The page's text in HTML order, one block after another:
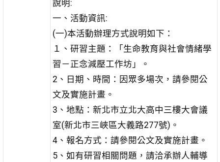
說明:
一、活動資訊:
(一)本活動辦理方式說明如下：
１、研習主題：「生命教育與社會情緒學
習－正念減壓工作坊」。
2、日期、時間：因眾多場次，請參閱公
文及實施計畫。
3、地點：新北市立北大高中三樓大會議
室(新北市三峽區大義路277號)。
4、報名方式：請參閱公文及實施計畫。
5、如有研習相關問題，請洽承辦人輔導